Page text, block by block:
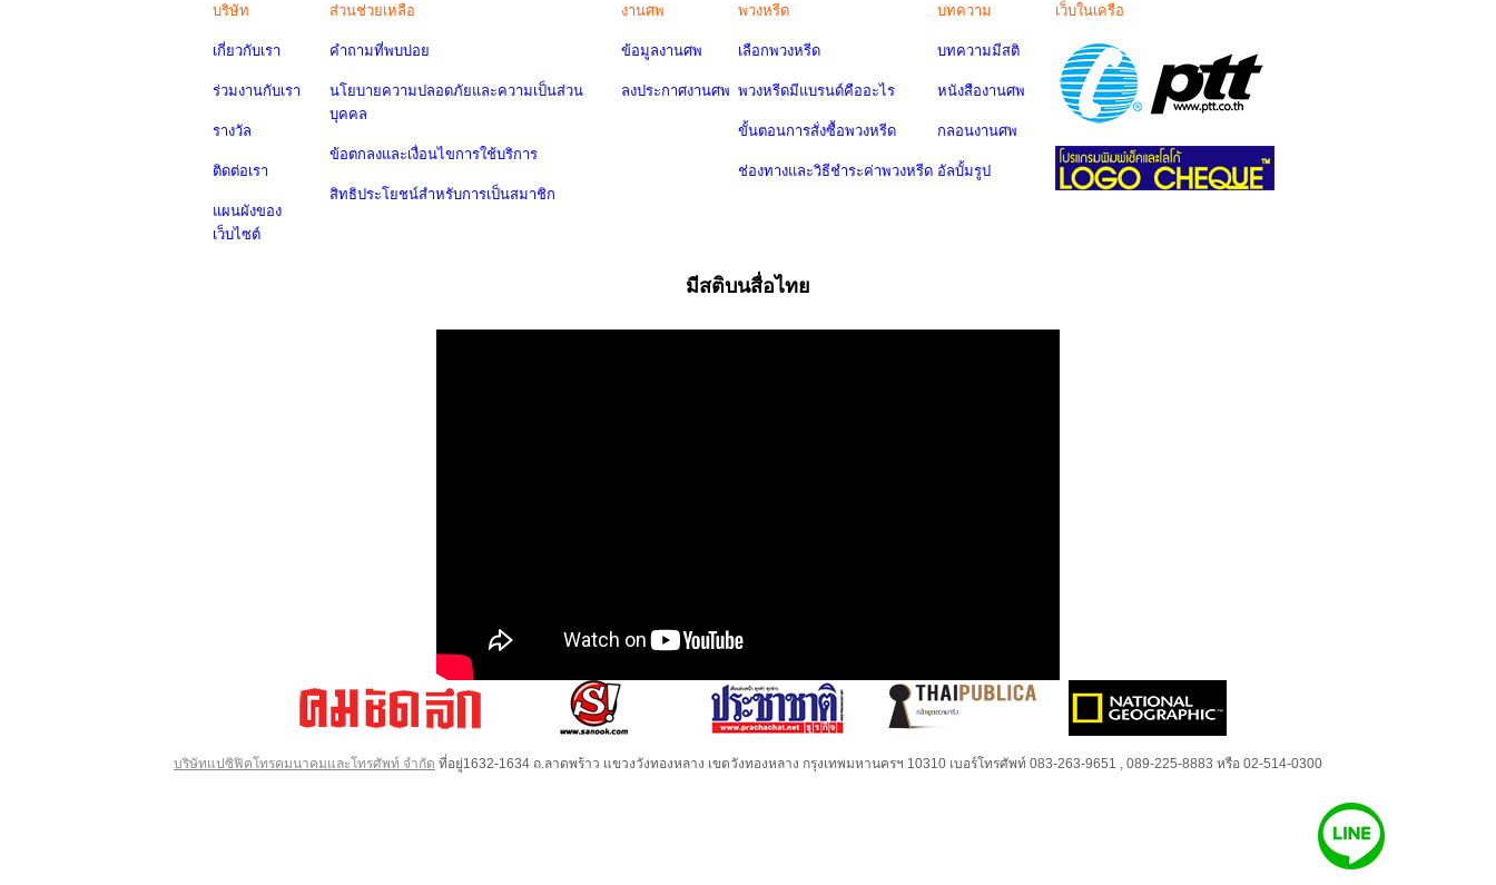
บริษัท
เกี่ยวกับเรา
ร่วมงานกับเรา
รางวัล
ติดต่อเรา
แผนผังของ
เว็บไซต์
ส่วนช่วยเหลือ
คำถามที่พบบ่อย
นโยบายความปลอดภัยและความเป็นส่วน
บุคคล
ข้อตกลงและเงื่อนไขการใช้บริการ
สิทธิประโยชน์สำหรับการเป็นสมาชิก
งานศพ
ข้อมูลงานศพ
ลงประกาศงานศพ
พวงหรีด
เลือกพวงหรีด
พวงหรีดมีแบรนด์คืออะไร
ขั้นตอนการสั่งซื้อพวงหรีด
ช่องทางและวิธีชำระค่าพวงหรีด
บทความ
บทความมีสติ
หนังสืองานศพ
กลอนงานศพ
อัลบั้มรูป
เว็บในเครือ
มีสติบนสื่อไทย
บริษัทแปซิฟิคโทรคมนาคมและโทรศัพท์ จำกัด ที่อยู่1632-1634 ถ.ลาดพร้าว แขวงวังทองหลาง เขตวังทองหลาง กรุงเทพมหานครฯ 10310 เบอร์โทรศัพท์ 083-263-9651 , 089-225-8883 หรือ 02-514-0300